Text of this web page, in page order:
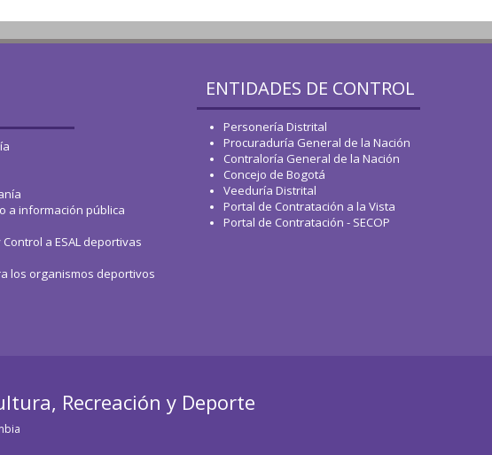
a información pública
a ESAL deportivas
los organismos deportivos
ENTIDADES DE CONTROL
Personería Distrital
Procuraduría General de la Nación
Contraloría General de la Nación
Concejo de Bogotá
Veeduría Distrital
Portal de Contratación a la Vista
Portal de Contratación - SECOP
Recreación y Deporte